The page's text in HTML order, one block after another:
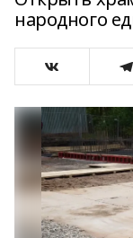
народного